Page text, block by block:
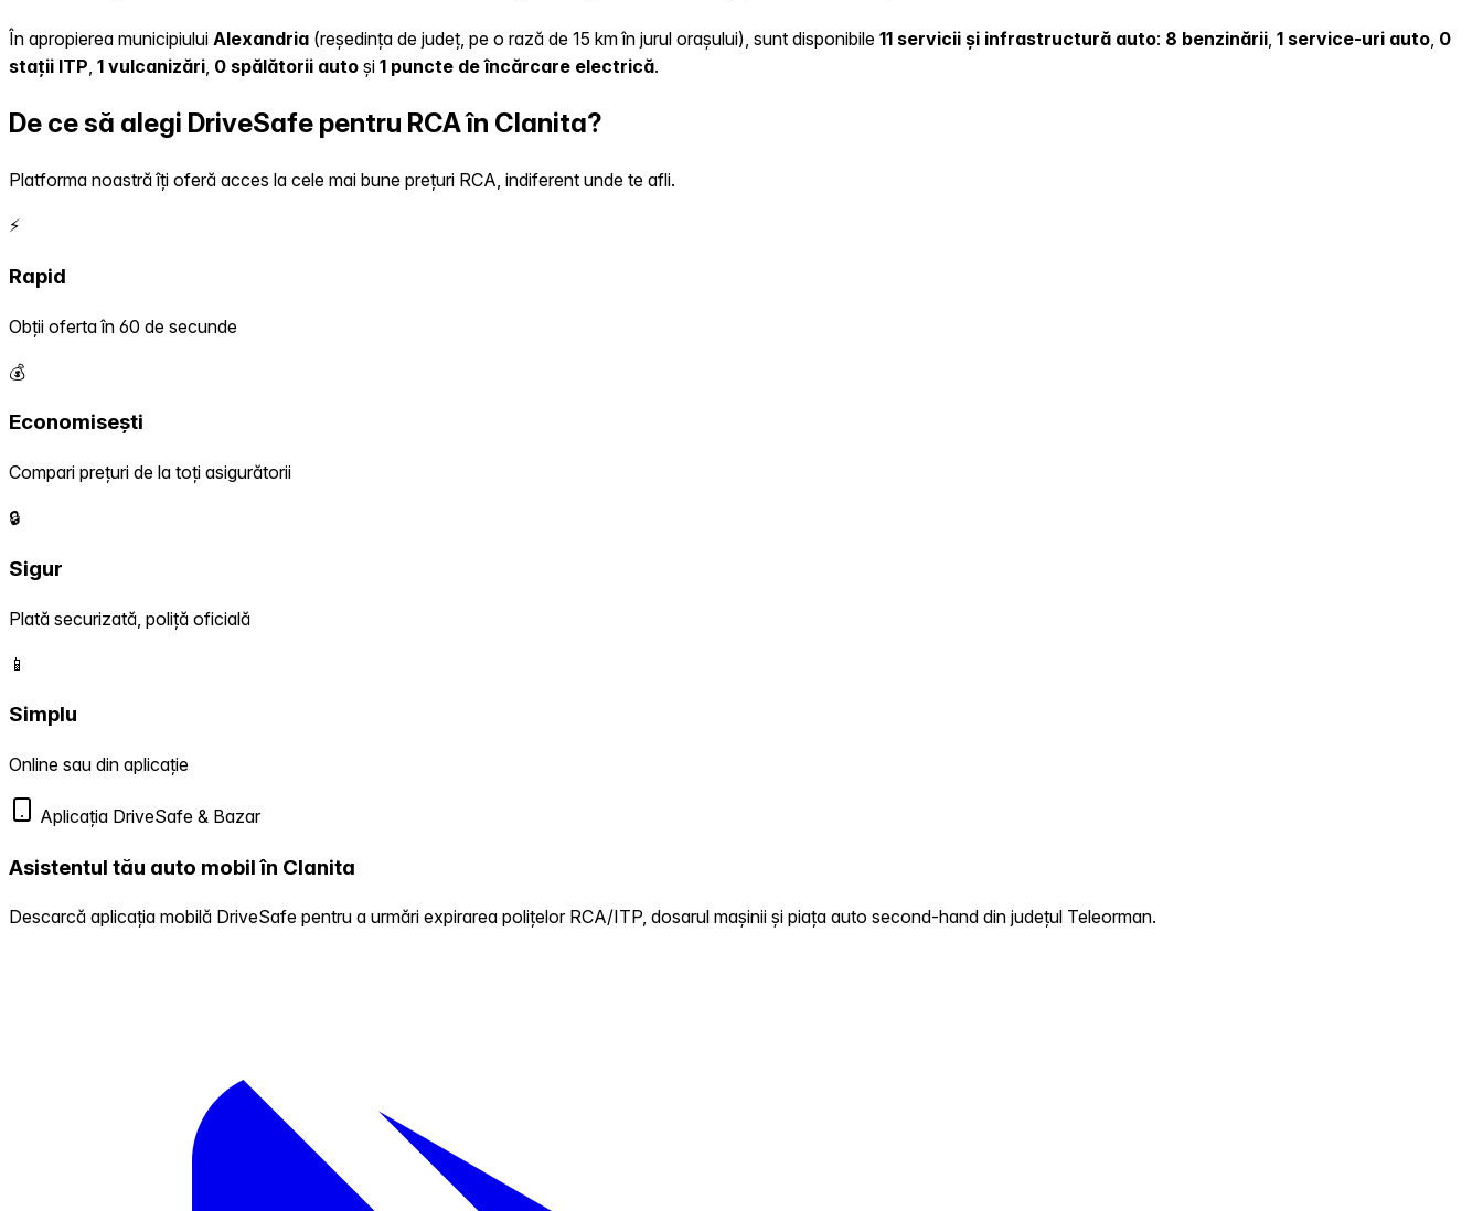
În apropierea municipiului Alexandria (reședința de județ, pe o rază de 15 km în jurul orașului), sunt disponibile 11 servicii și infrastructură auto: 8 benzinării, 1 service-uri auto, 0
stații ITP, 1 vulcanizări, 0 spălătorii auto și 1 puncte de încărcare electrică.
De ce să alegi DriveSafe pentru RCA în Clanita?
Platforma noastră îți oferă acces la cele mai bune prețuri RCA, indiferent unde te afli.
⚡
Rapid
Obții oferta în 60 de secunde
💰
Economisești
Compari prețuri de la toți asigurătorii
🔒
Sigur
Plată securizată, poliță oficială
📱
Simplu
Online sau din aplicație
Aplicația DriveSafe & Bazar
Asistentul tău auto mobil în Clanita
Descarcă aplicația mobilă DriveSafe pentru a urmări expirarea polițelor RCA/ITP, dosarul mașinii și piața auto second-hand din județul Teleorman.